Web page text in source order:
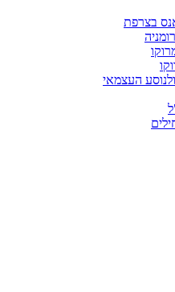
בצרפת
העצמאי